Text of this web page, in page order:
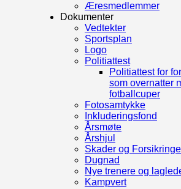
Æresmedlemmer
Dokumenter
Vedtekter
Sportsplan
Logo
Politiattest
Politiattest for
som overnatter
fotballcuper
Fotosamtykke
Inkluderingsfond
Årsmøte
Årshjul
Skader og
Dugnad
Nye trenere og
Kampvert